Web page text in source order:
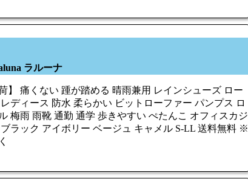
ラルーナ
荷】 痛くない 踵が踏める 晴雨兼用 レインシューズ ロー
ディース 防水 柔らかい ビットローファー パンプス ロ
梅雨 雨靴 通勤 通学 歩きやすい ぺたんこ オフィスカジ
ブラック アイボリー ベージュ キャメル S-LL 送料無料 ※